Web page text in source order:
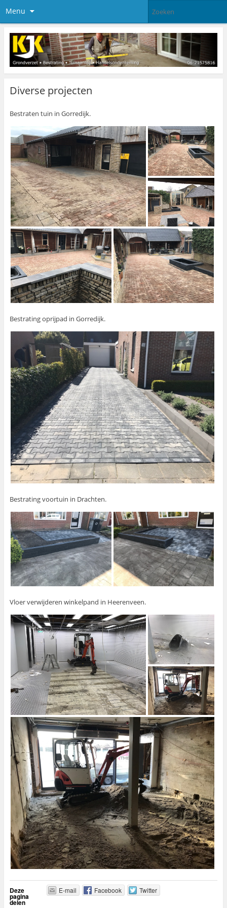
Menu
Diverse projecten
Bestraten tuin in Gorredijk.
Bestrating oprijpad in Gorredijk.
Bestrating voortuin in Drachten.
Vloer verwijderen winkelpand in Heerenveen.
Deze
pagina
delen
E-mail Facebook Twitter